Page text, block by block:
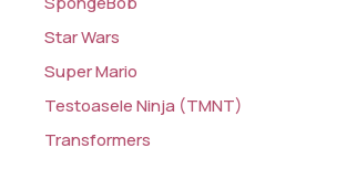
Star Wars
Super Mario
Testoasele Ninja (TMNT)
Transformers